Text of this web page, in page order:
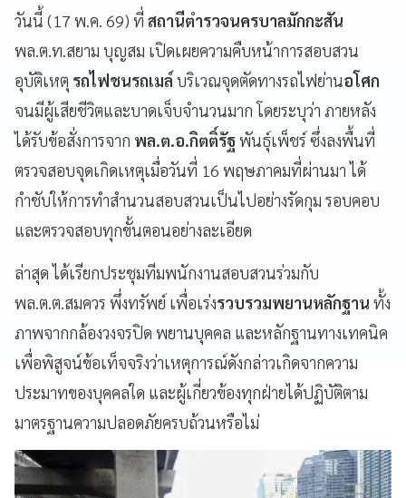
วันนี้ (17 พ.ค. 69) ที่ สถานีตำรวจนครบาลมักกะสัน
พล.ต.ท.สยาม บุญสม เปิดเผยความคืบหน้าการสอบสวน
อุบัติเหตุ รถไฟชนรถเมล์ บริเวณจุดตัดทางรถไฟย่านอโศก
จนมีผู้เสียชีวิตและบาดเจ็บจำนวนมาก โดยระบุว่า ภายหลัง
ได้รับข้อสั่งการจาก พล.ต.อ.กิตติ์รัฐพันธุ์เพ็ชร์ ซึ่งลงพื้นที่
ตรวจสอบจุดเกิดเหตุเมื่อวันที่ 16 พฤษภาคมที่ผ่านมา ได้
กำชับให้การทำสำนวนสอบสวนเป็นไปอย่างรัดกุม รอบคอบ
และตรวจสอบทุกขั้นตอนอย่างละเอียด
ล่าสุด ได้เรียกประชุมทีมพนักงานสอบสวนร่วมกับ
พล.ต.ต.สมควร พึ่งทรัพย์ เพื่อเร่งรวบรวมพยานหลักฐาน ทั้ง
ภาพจากกล้องวงจรปิด พยานบุคคล และหลักฐานทางเทคนิค
เพื่อพิสูจน์ข้อเท็จจริงว่าเหตุการณ์ดังกล่าวเกิดจากความ
ประมาทของบุคคลใด และผู้เกี่ยวข้องทุกฝ่ายได้ปฏิบัติตาม
มาตรฐานความปลอดภัยครบถ้วนหรือไม่